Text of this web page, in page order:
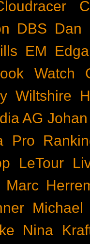
DBS Dan
EM
Watch
Wiltshire
AG
Pro
LeTour
Marc
Michael
Nina